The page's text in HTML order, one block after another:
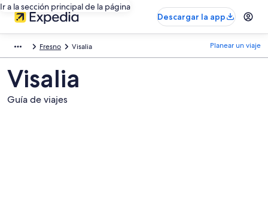
Ir a la sección principal de la página
Descargar la app
Fresno Visalia Planear un viaje
Visalia
Guía de viajes